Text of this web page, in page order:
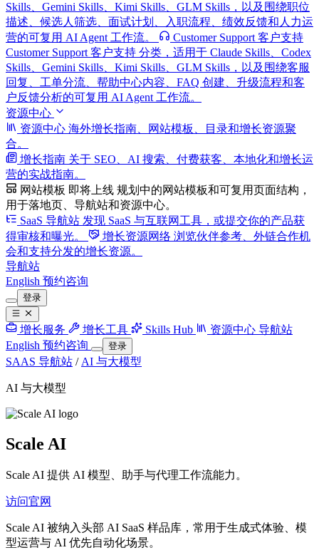
Skills、Gemini Skills、Kimi Skills、GLM Skills，以及围绕职位
描述、候选人筛选、面试计划、入职流程、绩效反馈和人力运
营的可复用 AI Agent 工作流。
Customer Support 客户支持
Customer Support 客户支持 分类，适用于 Claude Skills、Codex
Skills、Gemini Skills、Kimi Skills、GLM Skills，以及围绕客服
回复、工单分流、帮助中心内容、FAQ 创建、升级流程和客
户反馈分析的可复用 AI Agent 工作流。
资源中心
资源中心 海外增长指南、网站模板、目录和增长资源聚
合。
增长指南 关于 SEO、AI 搜索、付费获客、本地化和增长运
营的实战指南。
网站模板 即将上线 规划中的网站模板和可复用页面结构，
用于落地页、导航站和资源中心。
SaaS 导航站 发现 SaaS 与互联网工具，或提交你的产品获
得审核和曝光。
增长资源网络 浏览伙伴参考、外链合作机
会和支持分发的增长资源。
导航站
English 预约咨询
登录
增长服务 增长工具 Skills Hub 资源中心 导航站
English 预约咨询 登录
SAAS 导航站 / AI 与大模型
AI 与大模型
Scale AI
Scale AI 提供 AI 模型、助手与代理工作流能力。
访问官网
Scale AI 被纳入头部 AI SaaS 样品库，常用于生成式体验、模
型运营与 AI 优先自动化场景。